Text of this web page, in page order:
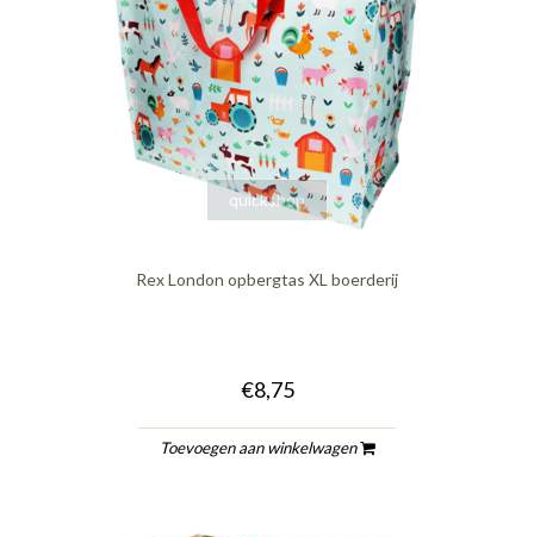
quickshop
Rex London opbergtas XL boerderij
€8,75
Toevoegen aan winkelwagen